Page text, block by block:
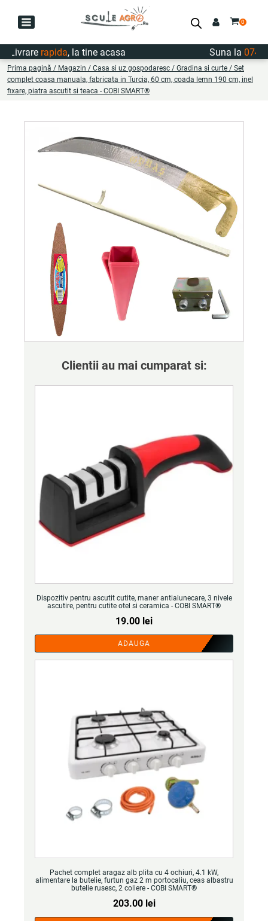
rapida, la tine acasa Suna la
Prima pagină / Magazin / Casa si uz gospodaresc / Gradina si curte / Set
complet coasa manuala, fabricata in Turcia, 60 cm, coada lemn 190 cm, inel
fixare, piatra ascutit si teaca - COBI SMART®
Clientii au mai cumparat si:
Dispozitiv pentru ascutit cutite, maner antialunecare, 3 nivele
ascutire, pentru cutite otel si ceramica - COBI SMART®
19.00 lei
ADAUGA
Pachet complet aragaz alb plita cu 4 ochiuri, 4.1 kW,
alimentare la butelie, furtun gaz 2 m portocaliu, ceas albastru
butelie rusesc, 2 coliere - COBI SMART®
203.00 lei